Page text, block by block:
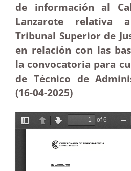
de información al
Lanzarote relativa
Tribunal Superior de
en relación con las
la convocatoria para
de Técnico de
(16-04-2025)